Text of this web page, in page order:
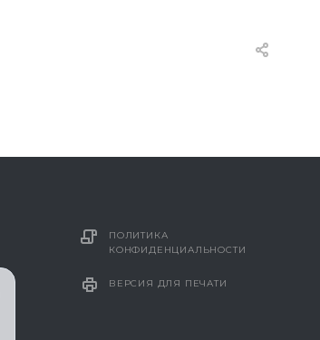
ПОЛИТИКА
КОНФИДЕНЦИАЛЬНОСТИ
ВЕРСИЯ ДЛЯ ПЕЧАТИ